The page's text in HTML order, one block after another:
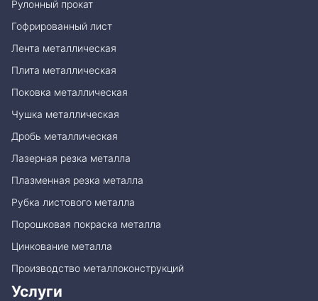
Рулонный прокат
Гофрированный лист
Лента металлическая
Плита металлическая
Поковка металлическая
Чушка металлическая
Дробь металлическая
Лазерная резка металла
Плазменная резка металла
Рубка листового металла
Порошковая покраска металла
Цинкование металла
Производство металлоконструкций
Услуги